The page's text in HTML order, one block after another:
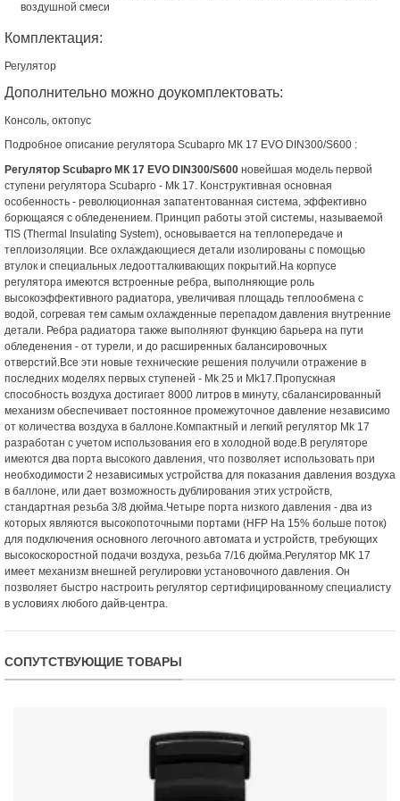
воздушной смеси
Комплектация:
Регулятор
Дополнительно можно доукомплектовать:
Консоль, октопус
Подробное описание регулятора Scubapro МК 17 EVO DIN300/S600 :
Регулятор Scubapro МК 17 EVO DIN300/S600 новейшая модель первой
ступени регулятора Scubapro - Mk 17. Конструктивная основная
особенность - революционная запатентованная система, эффективно
борющаяся с обледенением. Принцип работы этой системы, называемой
TIS (Thermal Insulating System), основывается на теплопередаче и
теплоизоляции. Все охлаждающиеся детали изолированы с помощью
втулок и специальных ледоотталкивающих покрытий.На корпусе
регулятора имеются встроенные ребра, выполняющие роль
высокоэффективного радиатора, увеличивая площадь теплообмена с
водой, согревая тем самым охлажденные перепадом давления внутренние
детали. Ребра радиатора также выполняют функцию барьера на пути
обледенения - от турели, и до расширенных балансировочных
отверстий.Все эти новые технические решения получили отражение в
последних моделях первых ступеней - Mk 25 и Mk17.Пропускная
способность воздуха достигает 8000 литров в минуту, сбалансированный
механизм обеспечивает постоянное промежуточное давление независимо
от количества воздуха в баллоне.Компактный и легкий регулятор Mk 17
разработан с учетом использования его в холодной воде.В регуляторе
имеются два порта высокого давления, что позволяет использовать при
необходимости 2 независимых устройства для показания давления воздуха
в баллоне, или дает возможность дублирования этих устройств,
стандартная резьба 3/8 дюйма.Четыре порта низкого давления - два из
которых являются высокопоточными портами (HFP На 15% больше поток)
для подключения основного легочного автомата и устройств, требующих
высокоскоростной подачи воздуха, резьба 7/16 дюйма.Регулятор MK 17
имеет механизм внешней регулировки установочного давления. Он
позволяет быстро настроить регулятор сертифицированному специалисту
в условиях любого дайв-центра.
СОПУТСТВУЮЩИЕ ТОВАРЫ